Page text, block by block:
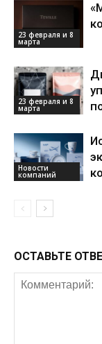
23 февраля и 8
марта
23 февраля и 8
марта
Новости
компаний
ОСТАВЬТЕ